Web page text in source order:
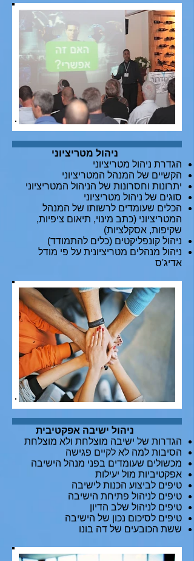
ניהול מטריציוני
הגדרת ניהול מטריציוני
הקשיים של המנהל המטריציוני
יתרונות וחסרונות של הניהול המטריציוני
סוגים של ניהול מטריציוני
הכלים שעומדים לרשותו של המנהל
המטריציוני (כתב מינוי, תיאום ציפיות,
שקיפות, אסקלציות)
ניהול קונפליקטים (כלים להתמודד)
ניהול מנהלים מטריציונית על פי מודל
אדיג'ס
ניהול ישיבה אפקטיבית
הגדרות של ישיבה מוצלחת ולא מוצלחת
הסיבות למה לא לקיים פגישה
מכשולים שעומדים בפני מנהל הישיבה
אפקטיביות מול יעילות
טיפים לביצוע הכנות לישיבה
טיפים לניהול פתיחת הישיבה
טיפים לניהול שלב הדיון
טיפים לסיכום נכון של הישיבה
ששת הכובעים של דה בונו